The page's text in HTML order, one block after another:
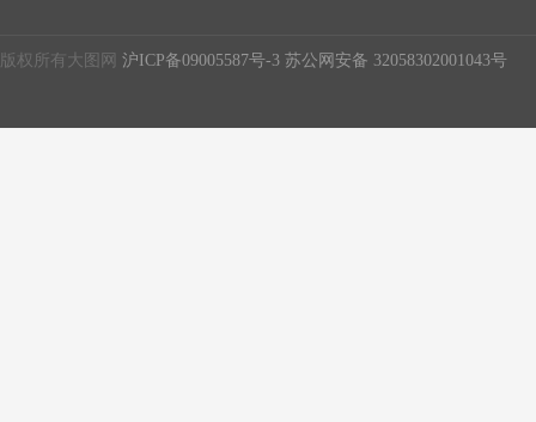
版权所有大图网 沪ICP备09005587号-3 苏公网安备 32058302001043号